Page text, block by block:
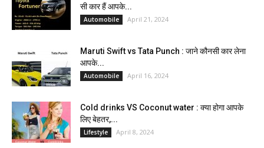
सी कार हैं आपके...
Automobile April 21, 2024
Maruti Swift vs Tata Punch : जाने कौनसी कार लेना
आपके...
Automobile April 16, 2024
Cold drinks VS Coconut water : क्या होगा आपके
लिए बेहतर,...
Lifestyle April 8, 2024